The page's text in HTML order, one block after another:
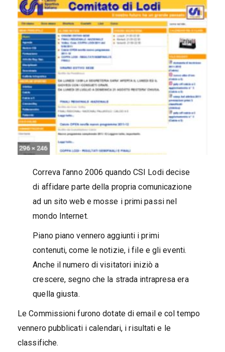
Correva l’anno 2006 quando CSI Lodi decise
di affidare parte della propria comunicazione
ad un sito web e mosse i primi passi nel
mondo Internet.
Piano piano vennero aggiunti i primi
contenuti, come le notizie, i file e gli eventi.
Anche il numero di visitatori iniziò a
crescere, segno che la strada intrapresa era
quella giusta.
Le Commissioni furono dotate di email e col tempo
vennero pubblicati i calendari, i risultati e le
classifiche.